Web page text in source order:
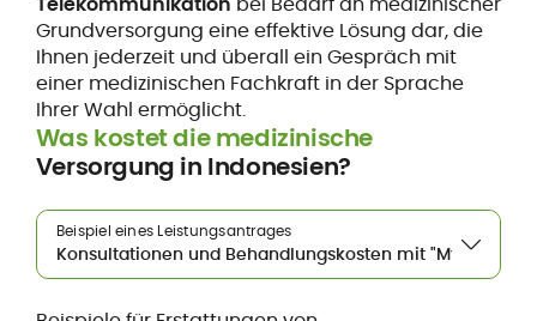
Grundversorgung eine effektive Lösung dar, die
Ihnen jederzeit und überall ein Gespräch mit
einer medizinischen Fachkraft in der Sprache
Ihrer Wahl ermöglicht.
Was kostet die medizinische
Versorgung in Indonesien?
Beispiel eines Leistungsantrages